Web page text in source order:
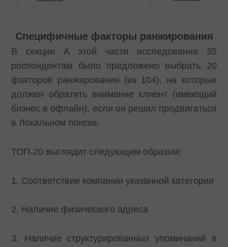
Специфичные факторы ранжирования
В секции A этой части исследования 35
респондентам было предложено выбрать 20
факторов ранжирования (из 104), на которые
должен обратить внимание клиент (имеющий
бизнес в офлайн), если он решил продвигаться
в Локальном поиске.
ТОП-20 выглядит следующим образом:
1. Соответствие компании указанной категории
2. Наличие физического адреса
3. Наличие структурированных упоминаний в